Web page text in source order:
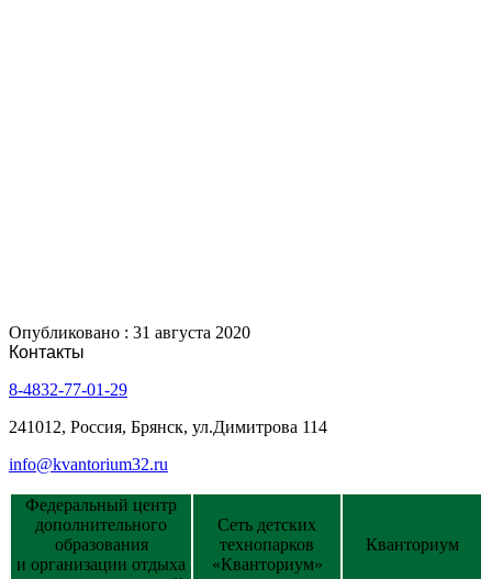
Опубликовано : 31 августа 2020
Контакты
8-4832-77-01-29
241012, Россия, Брянск, ул.Димитрова 114
info@kvantorium32.ru
Федеральный центр
дополнительного
образования
и организации отдыха
Сеть детских
технопарков
«Кванториум»
Кванториум